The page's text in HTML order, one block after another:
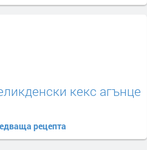
кекс агънце
рецепта